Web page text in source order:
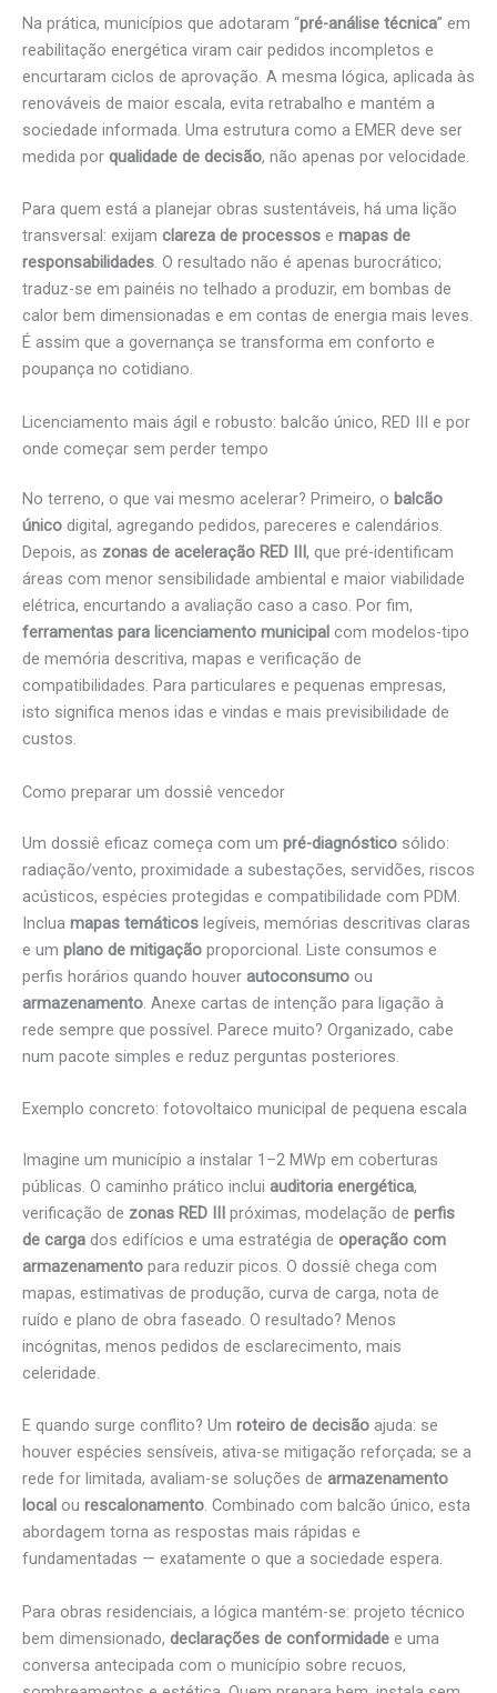
Na prática, municípios que adotaram “pré-análise técnica” em
reabilitação energética viram cair pedidos incompletos e
encurtaram ciclos de aprovação. A mesma lógica, aplicada às
renováveis de maior escala, evita retrabalho e mantém a
sociedade informada. Uma estrutura como a EMER deve ser
medida por qualidade de decisão, não apenas por velocidade.
Para quem está a planejar obras sustentáveis, há uma lição
transversal: exijam clareza de processos e mapas de
responsabilidades. O resultado não é apenas burocrático;
traduz-se em painéis no telhado a produzir, em bombas de
calor bem dimensionadas e em contas de energia mais leves.
É assim que a governança se transforma em conforto e
poupança no cotidiano.
Licenciamento mais ágil e robusto: balcão único, RED III e por
onde começar sem perder tempo
No terreno, o que vai mesmo acelerar? Primeiro, o balcão
único digital, agregando pedidos, pareceres e calendários.
Depois, as zonas de aceleração RED III , que pré-identificam
áreas com menor sensibilidade ambiental e maior viabilidade
elétrica, encurtando a avaliação caso a caso. Por fim,
ferramentas para licenciamento municipal com modelos-tipo
de memória descritiva, mapas e verificação de
compatibilidades. Para particulares e pequenas empresas,
isto significa menos idas e vindas e mais previsibilidade de
custos.
Como preparar um dossiê vencedor
Um dossiê eficaz começa com um pré-diagnóstico sólido:
radiação/vento, proximidade a subestações, servidões, riscos
acústicos, espécies protegidas e compatibilidade com PDM.
Inclua mapas temáticos legíveis, memórias descritivas claras
e um plano de mitigação proporcional. Liste consumos e
perfis horários quando houver autoconsumo ou
armazenamento. Anexe cartas de intenção para ligação à
rede sempre que possível. Parece muito? Organizado, cabe
num pacote simples e reduz perguntas posteriores.
Exemplo concreto: fotovoltaico municipal de pequena escala
Imagine um município a instalar 1–2 MWp em coberturas
públicas. O caminho prático inclui auditoria energética,
verificação de zonas RED III próximas, modelação de perfis
de carga dos edifícios e uma estratégia de operação com
armazenamento para reduzir picos. O dossiê chega com
mapas, estimativas de produção, curva de carga, nota de
ruído e plano de obra faseado. O resultado? Menos
incógnitas, menos pedidos de esclarecimento, mais
celeridade.
E quando surge conflito? Um roteiro de decisão ajuda: se
houver espécies sensíveis, ativa-se mitigação reforçada; se a
rede for limitada, avaliam-se soluções de armazenamento
local ou rescalonamento. Combinado com balcão único, esta
abordagem torna as respostas mais rápidas e
fundamentadas — exatamente o que a sociedade espera.
Para obras residenciais, a lógica mantém-se: projeto técnico
bem dimensionado, declarações de conformidade e uma
conversa antecipada com o município sobre recuos,